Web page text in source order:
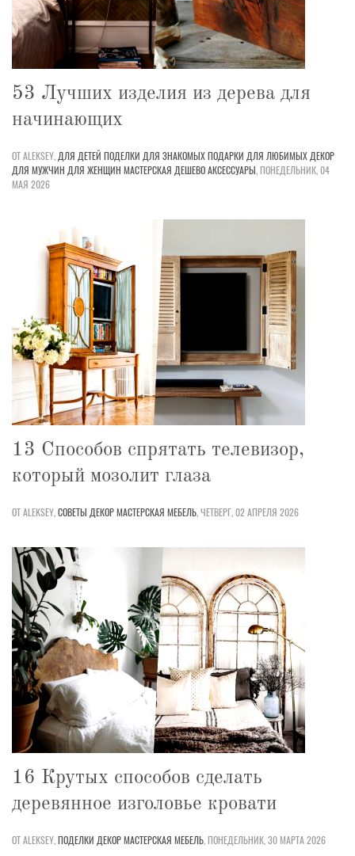
53 Лучших изделия из дерева для
начинающих
ОТ ALEKSEY, ДЛЯ ДЕТЕЙ ПОДЕЛКИ ДЛЯ ЗНАКОМЫХПОДАРКИ ДЛЯ ЛЮБИМЫХ ДЕКОР
ДЛЯ МУЖЧИН ДЛЯ ЖЕНЩИН МАСТЕРСКАЯ ДЕШЕВОАКСЕССУАРЫ,ПОНЕДЕЛЬНИК, 04
МАЯ 2026
13 Способов спрятать телевизор,
который мозолит глаза
ОТ ALEKSEY,СОВЕТЫ ДЕКОРМАСТЕРСКАЯ МЕБЕЛЬ,ЧЕТВЕРГ, 02 АПРЕЛЯ 2026
16 Крутых способов сделать
деревянное изголовье кровати
ОТ ALEKSEY,ПОДЕЛКИ ДЕКОРМАСТЕРСКАЯ МЕБЕЛЬ,ПОНЕДЕЛЬНИК, 30 МАРТА 2026